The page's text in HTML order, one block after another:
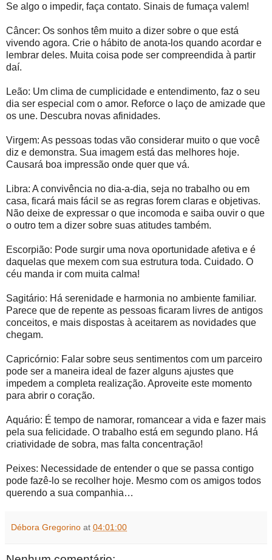
Se algo o impedir, faça contato. Sinais de fumaça valem!
Câncer: Os sonhos têm muito a dizer sobre o que está
vivendo agora. Crie o hábito de anota-los quando acordar e
lembrar deles. Muita coisa pode ser compreendida à partir
daí.
Leão: Um clima de cumplicidade e entendimento, faz o seu
dia ser especial com o amor. Reforce o laço de amizade que
os une. Descubra novas afinidades.
Virgem: As pessoas todas vão considerar muito o que você
diz e demonstra. Sua imagem está das melhores hoje.
Causará boa impressão onde quer que vá.
Libra: A convivência no dia-a-dia, seja no trabalho ou em
casa, ficará mais fácil se as regras forem claras e objetivas.
Não deixe de expressar o que incomoda e saiba ouvir o que
o outro tem a dizer sobre suas atitudes também.
Escorpião: Pode surgir uma nova oportunidade afetiva e é
daquelas que mexem com sua estrutura toda. Cuidado. O
céu manda ir com muita calma!
Sagitário: Há serenidade e harmonia no ambiente familiar.
Parece que de repente as pessoas ficaram livres de antigos
conceitos, e mais dispostas à aceitarem as novidades que
chegam.
Capricórnio: Falar sobre seus sentimentos com um parceiro
pode ser a maneira ideal de fazer alguns ajustes que
impedem a completa realização. Aproveite este momento
para abrir o coração.
Aquário: É tempo de namorar, romancear a vida e fazer mais
pela sua felicidade. O trabalho está em segundo plano. Há
criatividade de sobra, mas falta concentração!
Peixes: Necessidade de entender o que se passa contigo
pode fazê-lo se recolher hoje. Mesmo com os amigos todos
querendo a sua companhia…
Débora Gregorino at 04:01:00